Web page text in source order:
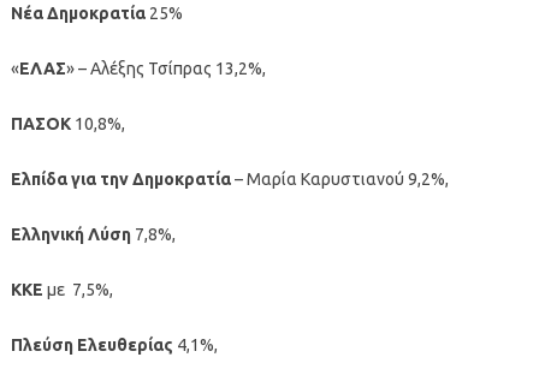
Νέα Δημοκρατία25%
«ΕΛΑΣ» – Αλέξης Τσίπρας 13,2%,
ΠΑΣΟΚ10,8%,
Ελπίδα για την Δημοκρατία– Μαρία Καρυστιανού 9,2%,
Ελληνική Λύση7,8%,
ΚΚΕ με 7,5%,
Πλεύση Ελευθερίας 4,1%,